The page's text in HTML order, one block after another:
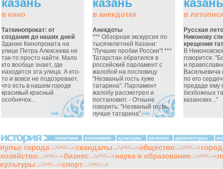
казань
в кино
Таткинопрокат: от
создания до наших дней
Здание Кинопроката на
улице Петра Алексеева не
так-то просто найти. Мало
кто вообще знает, где
находится эта улица. А кто-
то и вовсе не подозревает,
что есть в нашем городе
красивый красный
особнячок...
казань
в анекдотах
Анекдоты
*** Обзорная экскурсия по
тысячелетней Казани:
"Лучшие пробки России"! ***
Татарстан обратился в
российский парламент с
жалобой на пословицу
"Незваный гость хуже
татарина". Парламент
жалобу рассмотрел и
постановил: - Отныне
говорить: "Незваный гость
лучше татарина".
казань
в
Русская
Никонову
крещении
В
говорится:
и
по его
предаде ему
безбожных
казанских..."
политики экономики культуры религии архитектуры
пульс города скандалы общество
хозяйство
бизнес наука и образование
культуры
спорт